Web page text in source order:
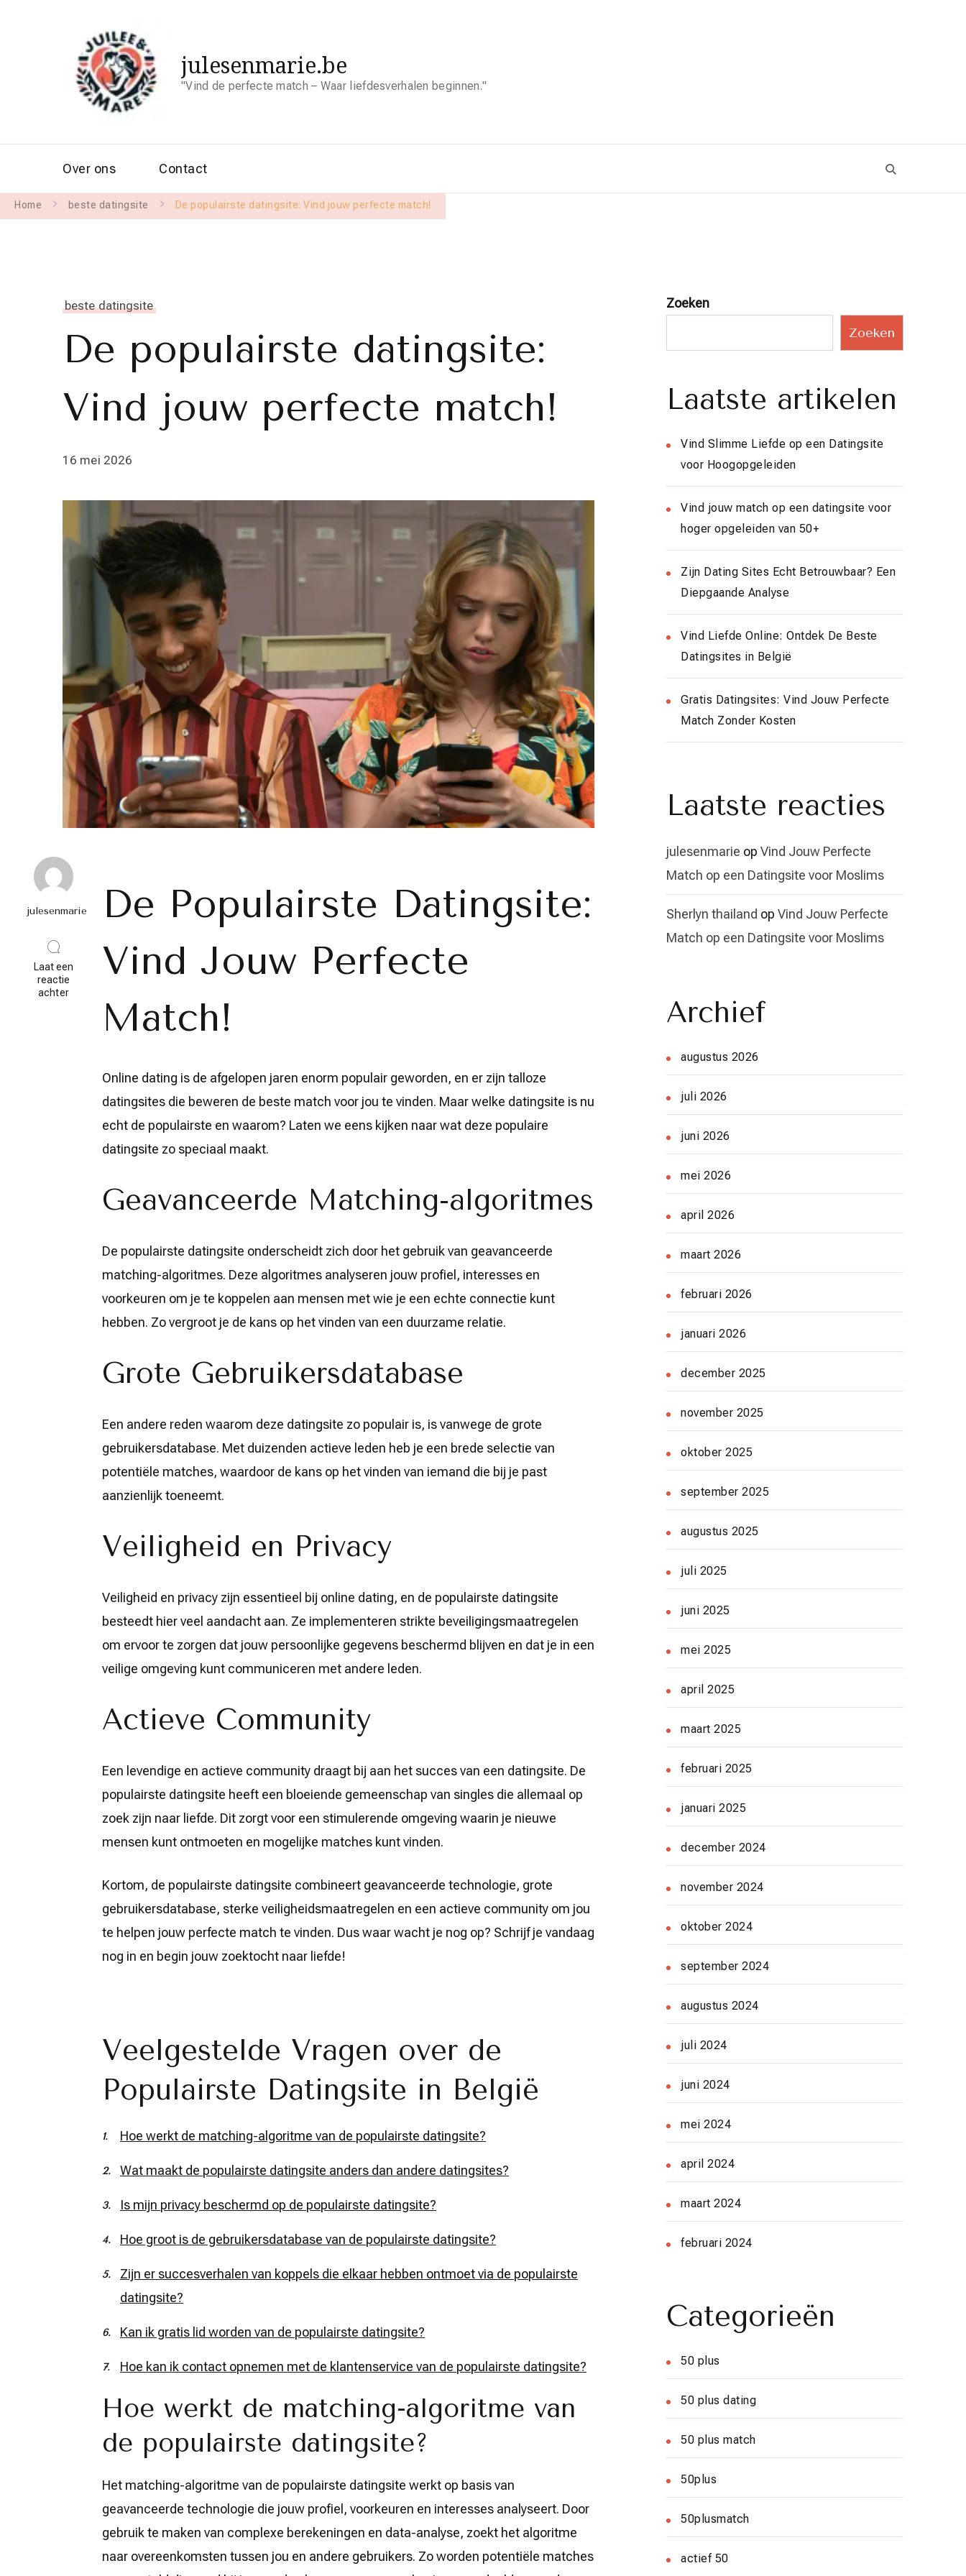
julesenmarie.be
"Vind de perfecte match – Waar liefdesverhalen beginnen."
Over ons Contact
Home beste datingsite De populairste datingsite: Vind jouw perfecte match!
beste datingsite
De populairste datingsite:
Vind jouw perfecte match!
16 mei 2026
julesenmarie
Laat een
reactie
achterop
populairste
datingsite:
De Populairste Datingsite:
Vind Jouw Perfecte
Match!
Online dating is de afgelopen jaren enorm populair geworden, en er zijn talloze
datingsites die beweren de beste match voor jou te vinden. Maar welke datingsite is nu
echt de populairste en waarom? Laten we eens kijken naar wat deze populaire
datingsite zo speciaal maakt.
Geavanceerde Matching-algoritmes
De populairste datingsite onderscheidt zich door het gebruik van geavanceerde
matching-algoritmes. Deze algoritmes analyseren jouw profiel, interesses en
voorkeuren om je te koppelen aan mensen met wie je een echte connectie kunt
hebben. Zo vergroot je de kans op het vinden van een duurzame relatie.
Grote Gebruikersdatabase
Een andere reden waarom deze datingsite zo populair is, is vanwege de grote
gebruikersdatabase. Met duizenden actieve leden heb je een brede selectie van
potentiële matches, waardoor de kans op het vinden van iemand die bij je past
aanzienlijk toeneemt.
Veiligheid en Privacy
Veiligheid en privacy zijn essentieel bij online dating, en de populairste datingsite
besteedt hier veel aandacht aan. Ze implementeren strikte beveiligingsmaatregelen
om ervoor te zorgen dat jouw persoonlijke gegevens beschermd blijven en dat je in een
veilige omgeving kunt communiceren met andere leden.
Actieve Community
Een levendige en actieve community draagt bij aan het succes van een datingsite. De
populairste datingsite heeft een bloeiende gemeenschap van singles die allemaal op
zoek zijn naar liefde. Dit zorgt voor een stimulerende omgeving waarin je nieuwe
mensen kunt ontmoeten en mogelijke matches kunt vinden.
Kortom, de populairste datingsite combineert geavanceerde technologie, grote
gebruikersdatabase, sterke veiligheidsmaatregelen en een actieve community om jou
te helpen jouw perfecte match te vinden. Dus waar wacht je nog op? Schrijf je vandaag
nog in en begin jouw zoektocht naar liefde!
Veelgestelde Vragen over de
Populairste Datingsite in België
Hoe werkt de matching-algoritme van de populairste datingsite?
Wat maakt de populairste datingsite anders dan andere datingsites?
Is mijn privacy beschermd op de populairste datingsite?
Hoe groot is de gebruikersdatabase van de populairste datingsite?
Zijn er succesverhalen van koppels die elkaar hebben ontmoet via de populairste
datingsite?
Kan ik gratis lid worden van de populairste datingsite?
Hoe kan ik contact opnemen met de klantenservice van de populairste datingsite?
Hoe werkt de matching-algoritme van
de populairste datingsite?
Het matching-algoritme van de populairste datingsite werkt op basis van
geavanceerde technologie die jouw profiel, voorkeuren en interesses analyseert. Door
gebruik te maken van complexe berekeningen en data-analyse, zoekt het algoritme
naar overeenkomsten tussen jou en andere gebruikers. Zo worden potentiële matches
Zoeken
Zoeken
Laatste artikelen
Vind Slimme Liefde op een Datingsite
voor Hoogopgeleiden
Vind jouw match op een datingsite voor
hoger opgeleiden van 50+
Zijn Dating Sites Echt Betrouwbaar? Een
Diepgaande Analyse
Vind Liefde Online: Ontdek De Beste
Datingsites in België
Gratis Datingsites: Vind Jouw Perfecte
Match Zonder Kosten
Laatste reacties
julesenmarie op Vind Jouw Perfecte
Match op een Datingsite voor Moslims
Sherlyn thailand op Vind Jouw Perfecte
Match op een Datingsite voor Moslims
Archief
augustus 2026
juli 2026
juni 2026
mei 2026
april 2026
maart 2026
februari 2026
januari 2026
december 2025
november 2025
oktober 2025
september 2025
augustus 2025
juli 2025
juni 2025
mei 2025
april 2025
maart 2025
februari 2025
januari 2025
december 2024
november 2024
oktober 2024
september 2024
augustus 2024
juli 2024
juni 2024
mei 2024
april 2024
maart 2024
februari 2024
Categorieën
50 plus
50 plus dating
50 plus match
50plus
50plusmatch
actief 50